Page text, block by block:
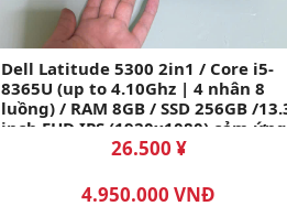
Dell Latitude 5300 2in1 / Core i5-
8365U (up to 4.10Ghz | 4 nhân 8
luồng) / RAM 8GB / SSD 256GB /
inch FHD IPS (1920x1080) cảm ứng
26.500 ¥
4.950.000 VNĐ